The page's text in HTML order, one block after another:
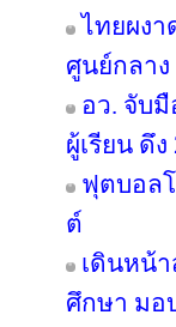
ไทยผงา
ศูนย์กลาง
อว. จับ
ผู้เรียน ดึ
ฟุตบอล
ต์
เดินหน้
ศึกษา มอ